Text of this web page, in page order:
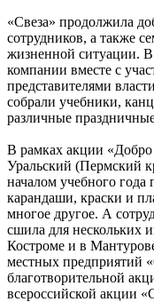
«Свеза» продолжила
сотрудников, а также
жизненной ситуации. В
компании вместе с
представителями
собрали учебники,
различные
В рамках акции
Уральский (Пермский
началом учебного
карандаши, краски и
многое другое. А
сшила для нескольких
Костроме и в
местных предприятий
благотворительной
всероссийской акции